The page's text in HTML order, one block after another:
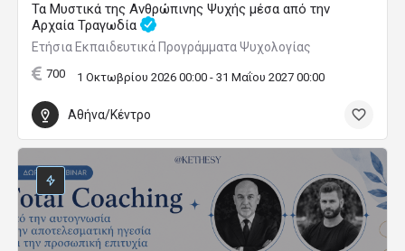
Τα Μυστικά της Ανθρώπινης Ψυχής μέσα από την
Αρχαία Τραγωδία
Ετήσια Εκπαιδευτικά Προγράμματα Ψυχολογίας
700 1 Οκτωβρίου 2026 00:00 - 31 Μαΐου 2027 00:00
Αθήνα/Κέντρο